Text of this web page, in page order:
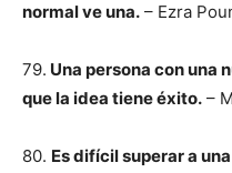
normal ve una. – Ezra
79. Una persona con una
que la idea tiene éxito. –
80. Es difícil superar a